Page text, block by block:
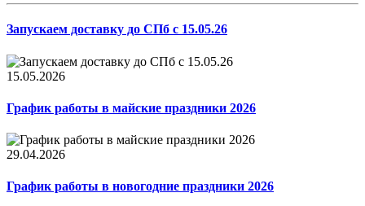
Запускаем доставку до СПб с 15.05.26
15.05.2026
График работы в майские праздники 2026
29.04.2026
График работы в новогодние праздники 2026